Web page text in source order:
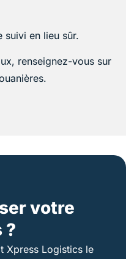
suivi en lieu sûr.
renseignez-vous sur
votre
?
Xpress Logistics le